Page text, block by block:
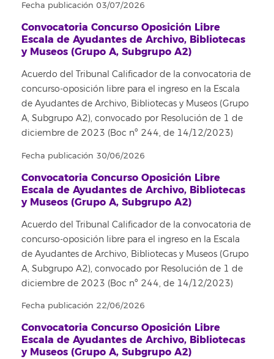
Fecha publicación 03/07/2026
Convocatoria Concurso Oposición Libre
Escala de Ayudantes de Archivo, Bibliotecas
y Museos (Grupo A, Subgrupo A2)
Acuerdo del Tribunal Calificador de la convocatoria de
concurso-oposición libre para el ingreso en la Escala
de Ayudantes de Archivo, Bibliotecas y Museos (Grupo
A, Subgrupo A2), convocado por Resolución de 1 de
diciembre de 2023 (Boc nº 244, de 14/12/2023)
Fecha publicación 30/06/2026
Convocatoria Concurso Oposición Libre
Escala de Ayudantes de Archivo, Bibliotecas
y Museos (Grupo A, Subgrupo A2)
Acuerdo del Tribunal Calificador de la convocatoria de
concurso-oposición libre para el ingreso en la Escala
de Ayudantes de Archivo, Bibliotecas y Museos (Grupo
A, Subgrupo A2), convocado por Resolución de 1 de
diciembre de 2023 (Boc nº 244, de 14/12/2023)
Fecha publicación 22/06/2026
Convocatoria Concurso Oposición Libre
Escala de Ayudantes de Archivo, Bibliotecas
y Museos (Grupo A, Subgrupo A2)